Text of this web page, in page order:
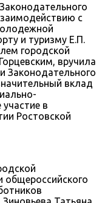
с
и туризму Е.П.
городской
вручила
Законодательного
вклад
в
Ростовской
общероссийского